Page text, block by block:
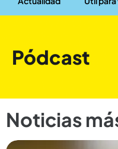
Pódcast
Noticias